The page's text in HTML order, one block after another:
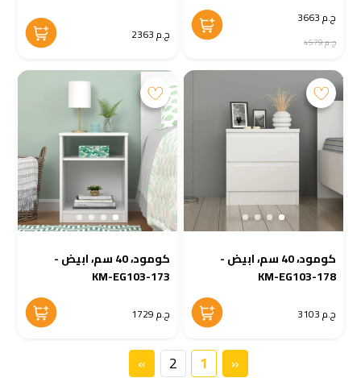
ج.م 3663
ج.م 4579 ج.م 2363
كومود، 40 سم، ابيض -
KM-EG103-178
ج.م 3103
كومود، 40 سم، ابيض -
KM-EG103-173
ج.م 1729
«
1
2
»